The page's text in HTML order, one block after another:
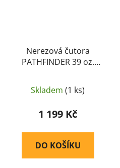
Nerezová čutora
PATHFINDER 39 oz.
Skladem (1 ks)
1 199 Kč
DO KOŠÍKU